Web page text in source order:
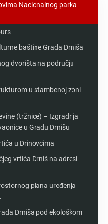
Nacionalnog parka
baštine Grada Drniša
dvorišta na području
u stambenoj zoni
(tržnice) – Izgradnja
u Gradu Drnišu
u Drinovcima
vrtića Drniš na adresi
plana uređenja
Drniša pod ekološkom